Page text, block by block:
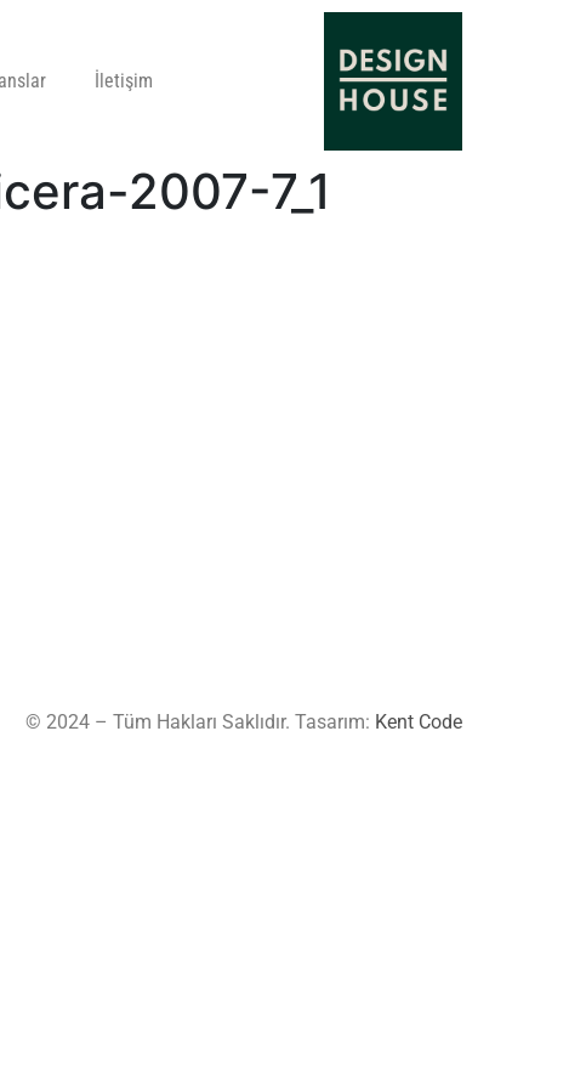
İletişim
2007-7_1
© 2024 – Tüm Hakları Saklıdır. Tasarım: Kent Code